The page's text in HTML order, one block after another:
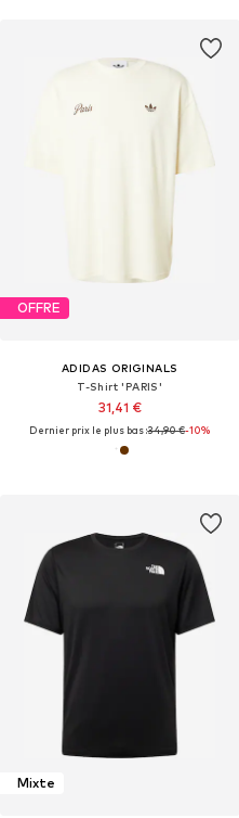
OFFRE
ADIDAS ORIGINALS
T-Shirt 'PARIS'
31,41 €
Dernier prix le plus bas :34,90 €-10%
Mixte